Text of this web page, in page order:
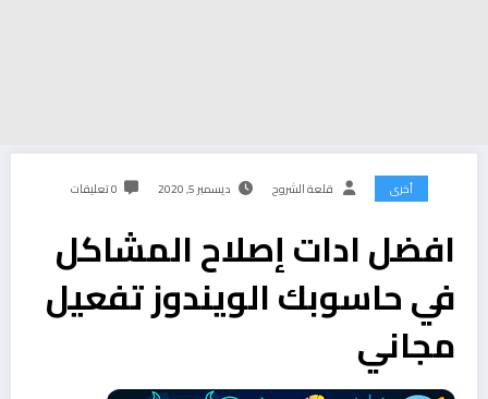
أخرى قلعة الشروح ديسمبر 5, 2020 0 تعليقات
افضل ادات إصلاح المشاكل
في حاسوبك الويندوز تفعيل
مجاني